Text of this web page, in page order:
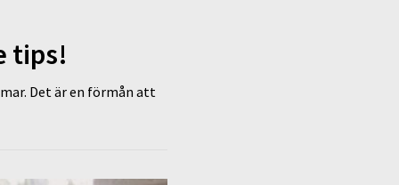
tips!
Det är en förmån att